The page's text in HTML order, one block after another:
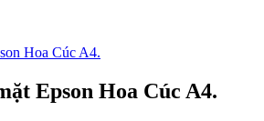
Epson Hoa Cúc A4.